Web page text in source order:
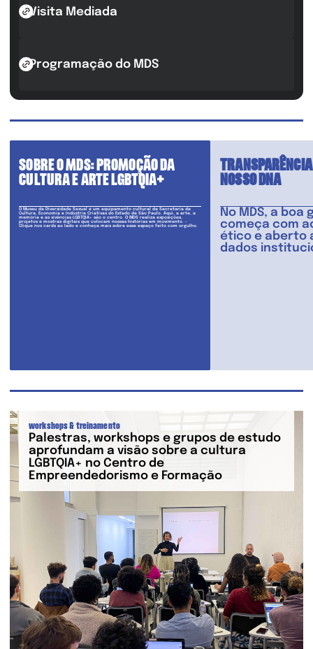
Visita Mediada
Programação do MDS
SOBRE O MDS: PROMOÇÃO DA
CULTURA E ARTE LGBTQIA+
O Museu da Diversidade Sexual é um equipamento cultural da Secretaria da
Cultura, Economia e Indústria Criativas do Estado de São Paulo. Aqui, a arte, a
memória e as vivências LGBTQIA+ são o centro. O MDS realiza exposições,
projetos e mostras digitais que colocam nossas histórias em movimento. -
Clique nos cards ao lado e conheça mais sobre esse espaço feito com orgulho.
NOSSO DNA
No MDS, a boa
começa com
ético e aberto
dados
workshops & treinamento
Palestras, workshops e grupos de estudo
aprofundam a visão sobre a cultura
LGBTQIA+ no Centro de
Empreendedorismo e Formação